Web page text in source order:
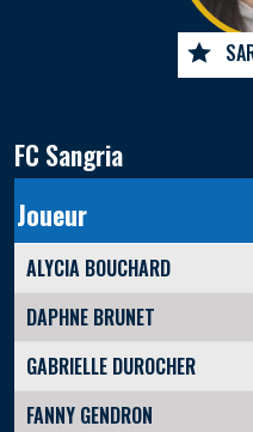
FC Sangria
Joueur
ALYCIA BOUCHARD
DAPHNE BRUNET
GABRIELLE DUROCHER
FANNY GENDRON